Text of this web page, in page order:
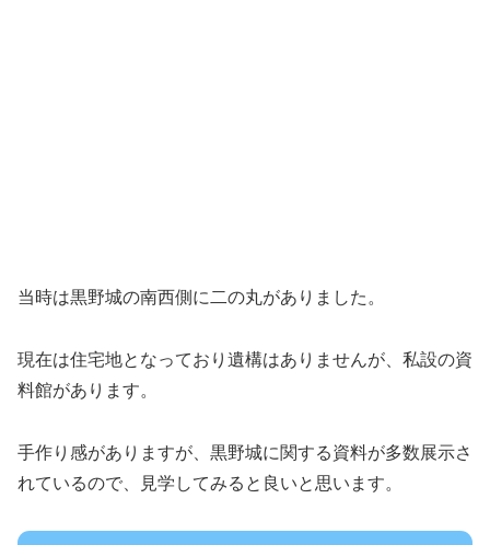
当時は黒野城の南西側に二の丸がありました。
現在は住宅地となっており遺構はありませんが、私設の資
料館があります。
手作り感がありますが、黒野城に関する資料が多数展示さ
れているので、見学してみると良いと思います。